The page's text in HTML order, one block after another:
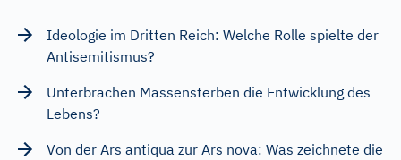
Ideologie im Dritten Reich: Welche Rolle spielte der
Antisemitismus?
Unterbrachen Massensterben die Entwicklung des
Lebens?
Von der Ars antiqua zur Ars nova: Was zeichnete die